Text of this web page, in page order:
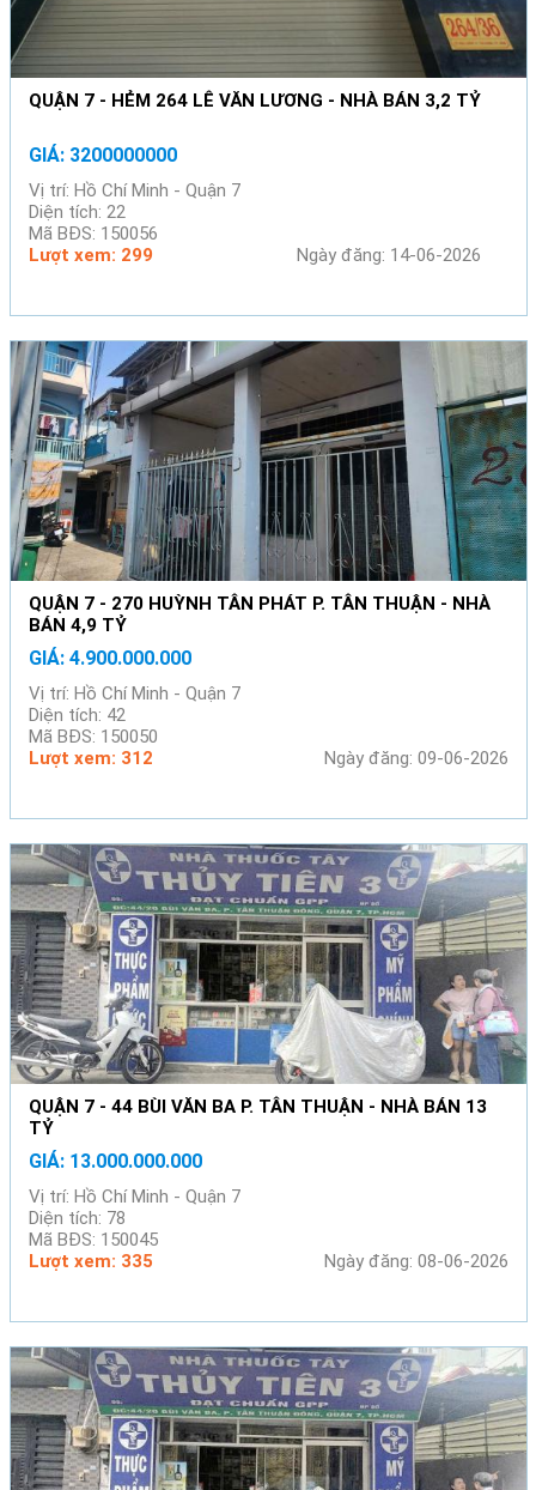
QUẬN 7 - HẺM 264 LÊ VĂN LƯƠNG - NHÀ BÁN 3,2 TỶ
GIÁ: 3200000000
Vị trí: Hồ Chí Minh - Quận 7
Diện tích: 22
Mã BĐS: 150056
Lượt xem: 299
Ngày đăng: 14-06-2026
QUẬN 7 - 270 HUỲNH TÂN PHÁT P. TÂN THUẬN - NHÀ
BÁN 4,9 TỶ
GIÁ: 4.900.000.000
Vị trí: Hồ Chí Minh - Quận 7
Diện tích: 42
Mã BĐS: 150050
Lượt xem: 312
Ngày đăng: 09-06-2026
QUẬN 7 - 44 BÙI VĂN BA P. TÂN THUẬN - NHÀ BÁN 13
TỶ
GIÁ: 13.000.000.000
Vị trí: Hồ Chí Minh - Quận 7
Diện tích: 78
Mã BĐS: 150045
Lượt xem: 335
Ngày đăng: 08-06-2026